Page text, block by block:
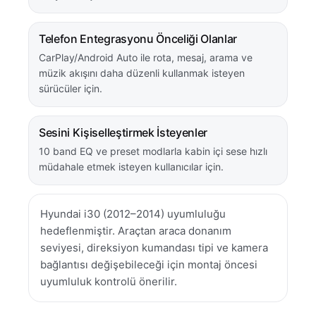
Telefon Entegrasyonu Önceliği Olanlar
CarPlay/Android Auto ile rota, mesaj, arama ve
müzik akışını daha düzenli kullanmak isteyen
sürücüler için.
Sesini Kişiselleştirmek İsteyenler
10 band EQ ve preset modlarla kabin içi sese hızlı
müdahale etmek isteyen kullanıcılar için.
Hyundai i30 (2012–2014) uyumluluğu
hedeflenmiştir. Araçtan araca donanım
seviyesi, direksiyon kumandası tipi ve kamera
bağlantısı değişebileceği için montaj öncesi
uyumluluk kontrolü önerilir.